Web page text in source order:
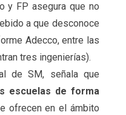
y FP asegura que no
a que desconoce
Adecco, entre las
tres ingenierías).
de SM, señala que
escuelas de forma
ofrecen en el ámbito